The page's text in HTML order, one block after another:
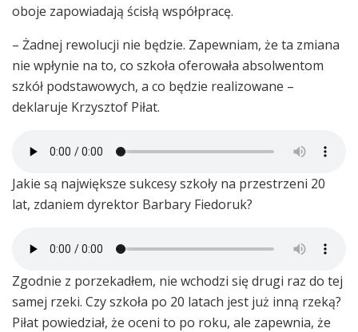
oboje zapowiadają ścisłą współpracę.
– Żadnej rewolucji nie będzie. Zapewniam, że ta zmiana
nie wpłynie na to, co szkoła oferowała absolwentom
szkół podstawowych, a co będzie realizowane –
deklaruje Krzysztof Piłat.
Jakie są największe sukcesy szkoły na przestrzeni 20
lat, zdaniem dyrektor Barbary Fiedoruk?
Zgodnie z porzekadłem, nie wchodzi się drugi raz do tej
samej rzeki. Czy szkoła po 20 latach jest już inną rzeką?
Piłat powiedział, że oceni to po roku, ale zapewnia, że